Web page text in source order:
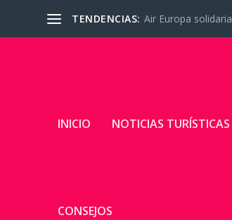
TENDENCIAS: Air Europa solidaria
INICIO NOTICIAS TURÍSTICAS
CONSEJOS